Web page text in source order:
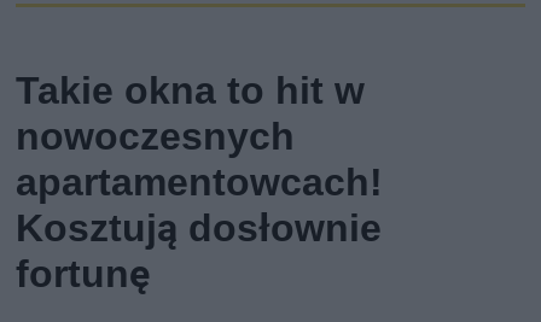
Takie okna to hit w
nowoczesnych
apartamentowcach!
Kosztują dosłownie
fortunę